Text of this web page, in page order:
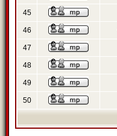
45
46
47
48
49
50